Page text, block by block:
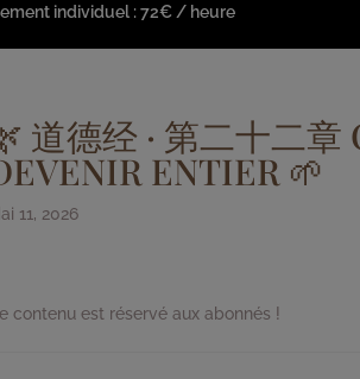
individuel : 72€ / heure
道德经 · 第二十二
ENTIER 🌱
11, 2026
contenu est réservé aux abonnés !